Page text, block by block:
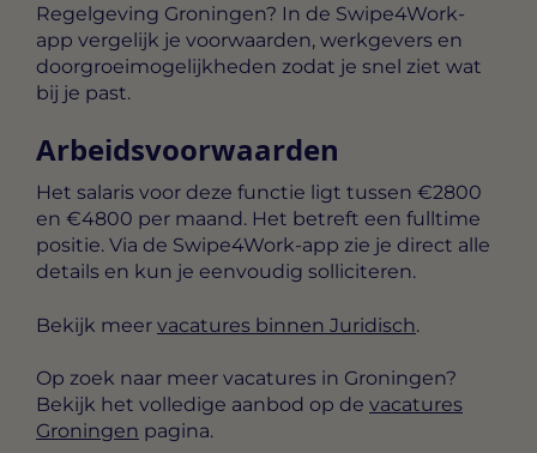
Regelgeving Groningen? In de Swipe4Work-
app vergelijk je voorwaarden, werkgevers en
doorgroeimogelijkheden zodat je snel ziet wat
bij je past.
Arbeidsvoorwaarden
Het salaris voor deze functie ligt tussen €2800
en €4800 per maand . Het betreft een fulltime
positie. Via de Swipe4Work-app zie je direct alle
details en kun je eenvoudig solliciteren.
Bekijk meer vacatures binnen Juridisch.
Op zoek naar meer vacatures in Groningen?
Bekijk het volledige aanbod op de vacatures
Groningen pagina.